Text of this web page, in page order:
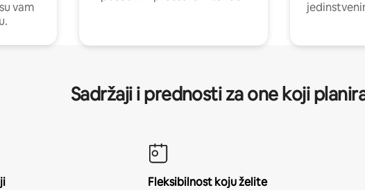
vam
Sadržaji i prednosti za one koji
Fleksibilnost koju želite